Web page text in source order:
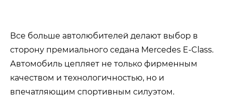
Все больше автолюбителей делают выбор в
сторону премиального седана Mercedes E-Class.
Автомобиль цепляет не только фирменным
качеством и технологичностью, но и
впечатляющим спортивным силуэтом.